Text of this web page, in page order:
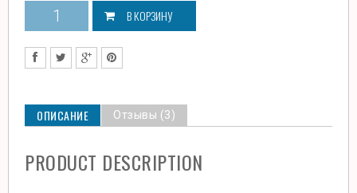
В КОРЗИНУ
ОПИСАНИЕ Отзывы (3)
PRODUCT DESCRIPTION